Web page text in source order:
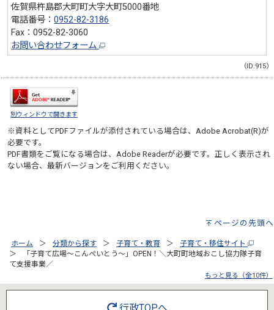
佐賀県杵島郡大町町大字大町5000番地
電話番号：0952-82-3186
Fax：0952-82-3060
お問い合わせフォーム
（ID:915）
別ウィンドウで開きます
※資料としてPDFファイルが添付されている場合は、Adobe Acrobat(R)が
必要です。
PDF書類をご覧になる場合は、Adobe Readerが必要です。正しく表示され
ない場合、最新バージョンをご利用ください。
ページの先頭へ
ホーム 分類から探す 子育て・教育
子育て・移住サイト
「子育て広場～こんぺいとう～」OPEN！＼大町町地域おこし協力隊子育
て支援事業／
もっと見る（全10件）